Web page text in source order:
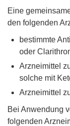
Eine
den folgenden
bestimmte
oder
Arzneimittel
solche mit
Arzneimittel
Bei Anwendung
folgenden